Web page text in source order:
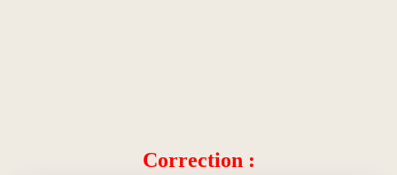
Correction :